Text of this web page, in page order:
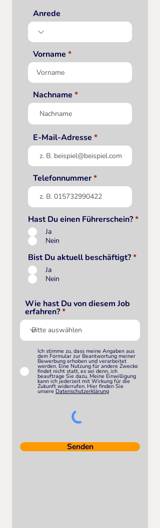
Anrede
Vorname
Nachname
E-Mail-Adresse
Telefonnummer
Hast Du einen Führerschein?*
Ja
Nein
Bist Du aktuell beschäftigt?*
Ja
Nein
Wie hast Du von diesem Job
erfahren?
Ich stimme zu, dass meine Angaben aus
dem Formular zur Beantwortung meiner
Bewerbung erhoben und verarbeitet
werden. Eine Nutzung für andere Zwecke
findet nicht statt, es sei denn, ich
beauftrage Sie dazu. Meine Einwilligung
kann ich jederzeit mit Wirkung für die
Zukunft widerrufen. Hier finden Sie
unsere Datenschutzerklärung
Senden